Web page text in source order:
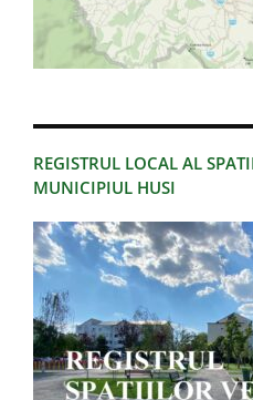
REGISTRUL LOCAL AL
MUNICIPIUL HUSI